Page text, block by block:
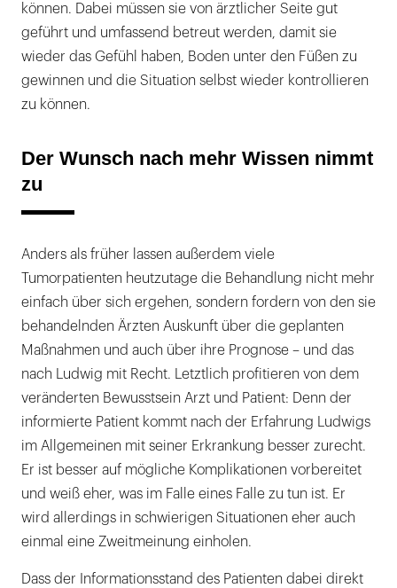
können. Dabei müssen sie von ärztlicher Seite gut
geführt und umfassend betreut werden, damit sie
wieder das Gefühl haben, Boden unter den Füßen zu
gewinnen und die Situation selbst wieder kontrollieren
zu können.
Der Wunsch nach mehr Wissen nimmt
zu
Anders als früher lassen außerdem viele
Tumorpatienten heutzutage die Behandlung nicht mehr
einfach über sich ergehen, sondern fordern von den sie
behandelnden Ärzten Auskunft über die geplanten
Maßnahmen und auch über ihre Prognose – und das
nach Ludwig mit Recht. Letztlich profitieren von dem
veränderten Bewusstsein Arzt und Patient: Denn der
informierte Patient kommt nach der Erfahrung Ludwigs
im Allgemeinen mit seiner Erkrankung besser zurecht.
Er ist besser auf mögliche Komplikationen vorbereitet
und weiß eher, was im Falle eines Falle zu tun ist. Er
wird allerdings in schwierigen Situationen eher auch
einmal eine Zweitmeinung einholen.
Dass der Informationsstand des Patienten dabei direkt